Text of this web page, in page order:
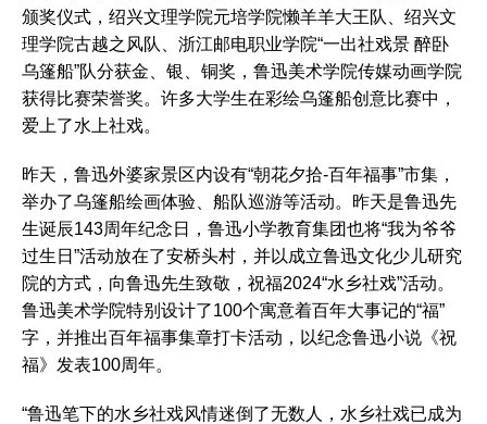
颁奖仪式，绍兴文理学院元培学院懒羊羊大王队、绍兴文
理学院古越之风队、浙江邮电职业学院“一出社戏景 醉卧
乌篷船”队分获金、银、铜奖，鲁迅美术学院传媒动画学院
获得比赛荣誉奖。许多大学生在彩绘乌篷船创意比赛中，
爱上了水上社戏。
昨天，鲁迅外婆家景区内设有“朝花夕拾-百年福事”市集，
举办了乌篷船绘画体验、船队巡游等活动。昨天是鲁迅先
生诞辰143周年纪念日，鲁迅小学教育集团也将“我为爷爷
过生日”活动放在了安桥头村，并以成立鲁迅文化少儿研究
院的方式，向鲁迅先生致敬，祝福2024“水乡社戏”活动。
鲁迅美术学院特别设计了100个寓意着百年大事记的“福”
字，并推出百年福事集章打卡活动，以纪念鲁迅小说《祝
福》发表100周年。
“鲁迅笔下的水乡社戏风情迷倒了无数人，水乡社戏已成为